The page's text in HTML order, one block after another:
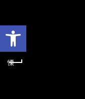
Ανοίξτε τη γραμμή εργαλείων